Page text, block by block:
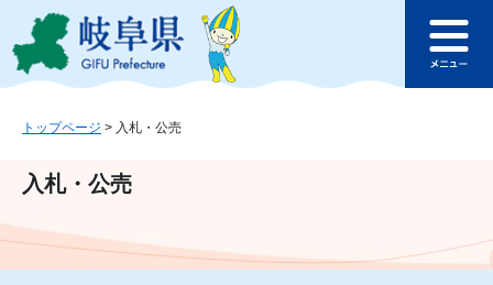
ジ
ュ
文
このページの本文へ
ュ
トップページ > 入札・公売
入札・公売